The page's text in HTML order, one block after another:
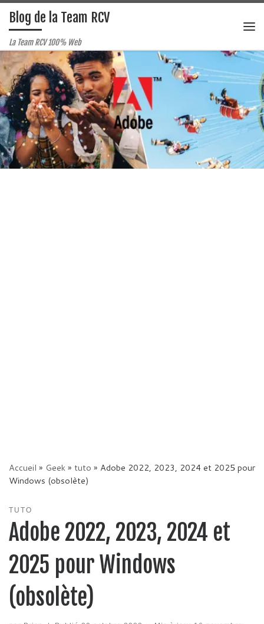
Passer au contenu
Blog de la Team RCV
La Team RCV 100% Web
Accueil » Geek» tuto » Adobe 2022, 2023, 2024 et 2025 pour
Windows (obsolète)
TUTO
Adobe 2022, 2023, 2024 et
2025 pour Windows
(obsolète)